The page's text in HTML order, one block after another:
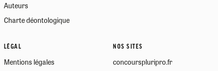
Auteurs
Charte déontologique
LÉGAL
Mentions légales
NOS SITES
concourspluripro.fr